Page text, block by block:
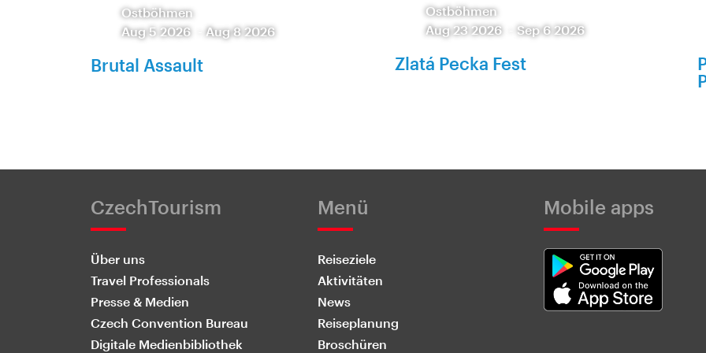
Ostböhmen
Aug 5 2026
-Aug 8 2026
Brutal Assault
Ostböhmen
Aug 23 2026
-Sep 6 2026
Zlatá Pecka Fest
CzechTourism
Über uns
Travel Professionals
Presse & Medien
Czech Convention Bureau
Digitale Medienbibliothek
Menü
Reiseziele
Aktivitäten
News
Reiseplanung
Broschüren
Mobile apps